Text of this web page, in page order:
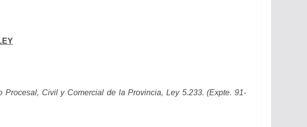
Civil y Comercial de la Provincia, Ley 5.233. (Expte. 91-